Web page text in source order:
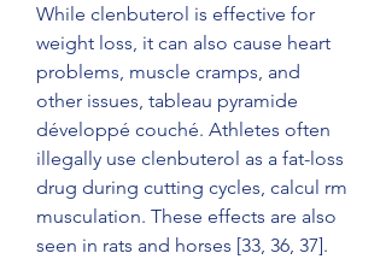
While clenbuterol is effective for
weight loss, it can also cause heart
problems, muscle cramps, and
other issues, tableau pyramide
développé couché. Athletes often
illegally use clenbuterol as a fat-loss
drug during cutting cycles, calcul rm
musculation. These effects are also
seen in rats and horses [33, 36, 37].